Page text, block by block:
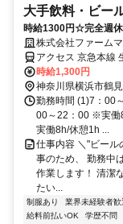
大手飲料・ビー
時給1300円☆完全週
株式会社ファーム
アクセス 京急本線
歩約11分、ＪＲ鶴
5分
時給1,300円
神奈川県横浜市鶴
勤務時間 (1)7：00
00～22：00 ※実働
実働8h/休憩1h ...
仕事内容 ＼"ビール
事のため、 勤務中
作業します！ 清潔
たい...
制服あり 業界未経験者歓
給料前払いOK
学歴不問